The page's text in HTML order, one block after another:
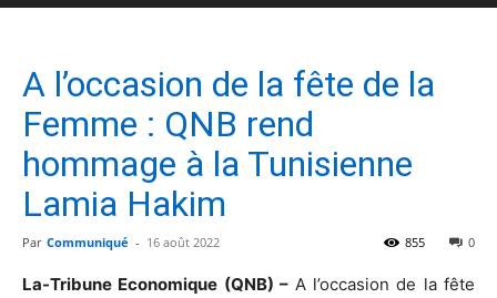
A l’occasion de la fête de la
Femme : QNB rend
hommage à la Tunisienne
Lamia Hakim
Par Communiqué - 16 août 2022 0
855
La-Tribune Economique (QNB) – A l’occasion de la fête